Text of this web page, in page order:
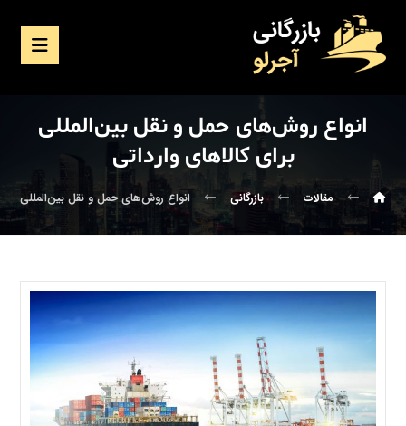
انواع روش‌های حمل و نقل بین‌المللی
برای کالاهای وارداتی
مقالات بازرگانی انواع روش‌های حمل و نقل بین‌المللی